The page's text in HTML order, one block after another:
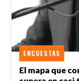
El mapa que
ENCUESTAS